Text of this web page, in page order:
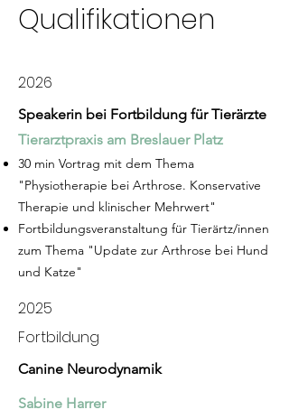
Qualifikationen
2026
Speakerin bei Fortbildung für Tierärzte
Tierarztpraxis am Breslauer Platz
30 min Vortrag mit dem Thema
"Physiotherapie bei Arthrose. Konservative
Therapie und klinischer Mehrwert"
Fortbildungsveranstaltung für Tierärtz/innen
zum Thema "Update zur Arthrose bei Hund
und Katze"
2025
Fortbildung
Canine Neurodynamik
Sabine Harrer